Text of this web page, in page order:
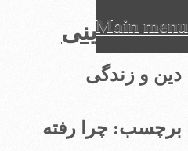
عرفان دینی
دین و زندگی
Main menu
to
content
برچسب: چرا رفته